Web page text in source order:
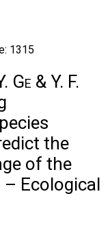
1315
Ge & Y. F.
the
of the
– Ecological